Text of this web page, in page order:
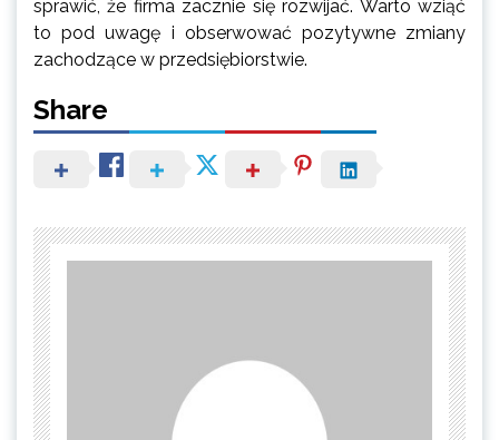
sprawić, że firma zacznie się rozwijać. Warto wziąć
to pod uwagę i obserwować pozytywne zmiany
zachodzące w przedsiębiorstwie.
Share